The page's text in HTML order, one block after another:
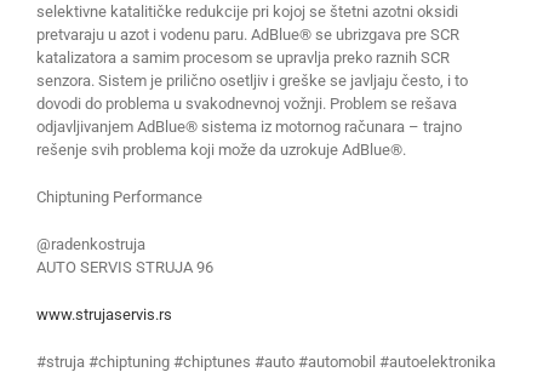
selektivne katalitičke redukcije pri kojoj se štetni azotni oksidi
pretvaraju u azot i vodenu paru. AdBlue® se ubrizgava pre SCR
katalizatora a samim procesom se upravlja preko raznih SCR
senzora. Sistem je prilično osetljiv i greške se javljaju često, i to
dovodi do problema u svakodnevnoj vožnji. Problem se rešava
odjavljivanjem AdBlue® sistema iz motornog računara – trajno
rešenje svih problema koji može da uzrokuje AdBlue®.
Chiptuning Performance
@radenkostruja
AUTO SERVIS STRUJA 96
www.strujaservis.rs
#struja #chiptuning #chiptunes #auto #automobil #autoelektronika